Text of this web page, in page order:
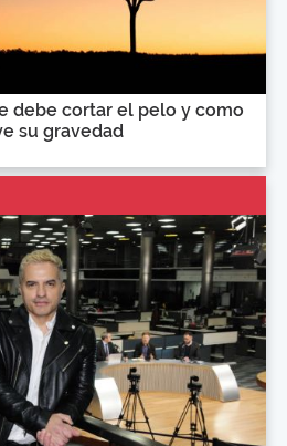
debe cortar el pelo y como
su gravedad